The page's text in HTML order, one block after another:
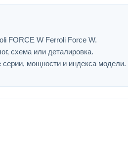
FORCE W Ferroli Force W.
схема или деталировка.
серии, мощности и индекса модели.